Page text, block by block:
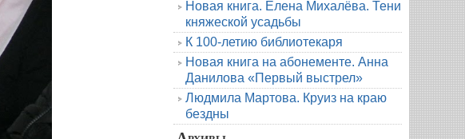
Новая книга. Елена Михалёва. Тени
княжеской усадьбы
К 100-летию библиотекаря
Новая книга на абонементе. Анна
Данилова «Первый выстрел»
Людмила Мартова. Круиз на краю
бездны